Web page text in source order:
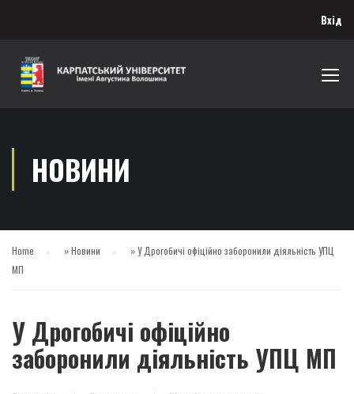
Вхід
НОВИНИ
Home »Новини »У Дрогобичі офіційно заборонили діяльність УПЦ
МП
У Дрогобичі офіційно
заборонили діяльність УПЦ МП